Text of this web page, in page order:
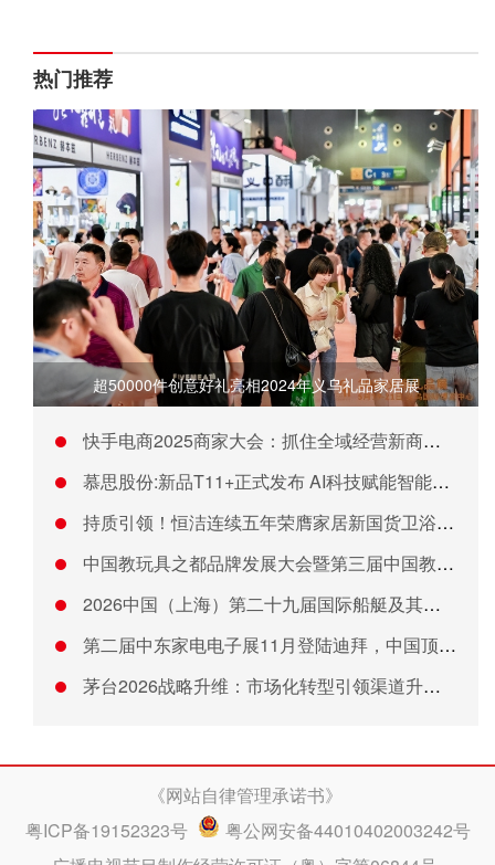
热门推荐
超50000件创意好礼亮相2024年义乌礼品家居展
快手电商2025商家大会：抓住全域经营新商机 利用AI能力降
慕思股份:新品T11+正式发布 AI科技赋能智能睡眠新体验
持质引领！恒洁连续五年荣膺家居新国货卫浴行业领军品牌
中国教玩具之都品牌发展大会暨第三届中国教玩具之都国际博览会开
2026中国（上海）第二十九届国际船艇及其技术设备展览会暨上
第二届中东家电电子展11月登陆迪拜，中国顶尖家电及消费电子企
茅台2026战略升维：市场化转型引领渠道升级与共赢生态
《网站自律管理承诺书》
粤ICP备19152323号
粤公网安备44010402003242号